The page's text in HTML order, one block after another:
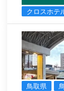
クロスホテ
鳥取県